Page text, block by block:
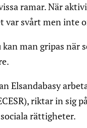
ramar. När
var svårt men inte
man gripas när
Elsandabasy
riktar in sig
rättigheter.